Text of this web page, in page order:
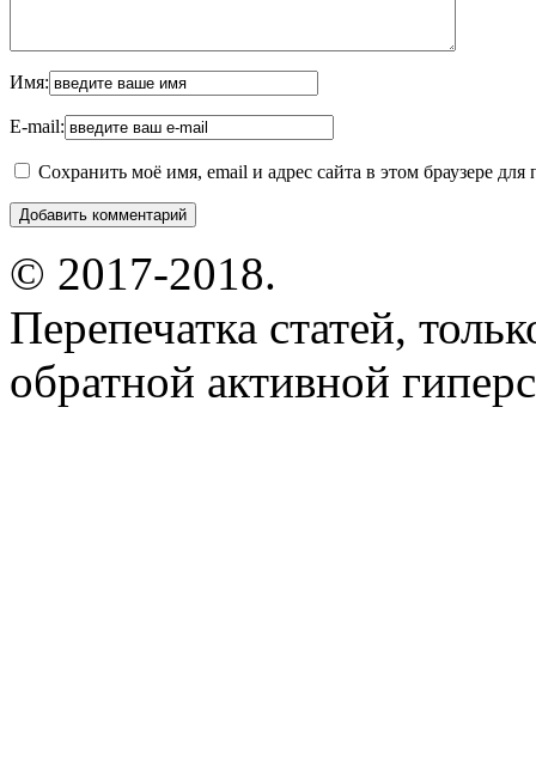
Имя:
E-mail:
Сохранить моё имя, email и адрес сайта в этом браузере
© 2017-2018.
Перепечатка статей,
обратной активной